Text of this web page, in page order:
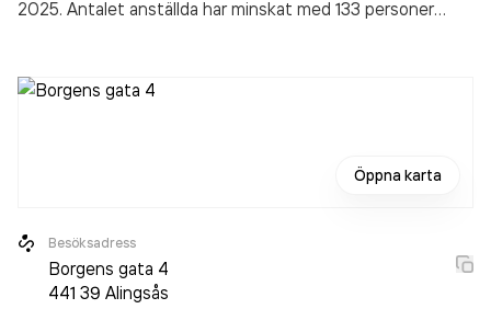
2025. Antalet anställda har minskat med 133 personer
hus Alingsåsomsatte 738 590 000,00 kr
Öppna karta
Besöksadress
Borgens gata 4
441 39 Alingsås